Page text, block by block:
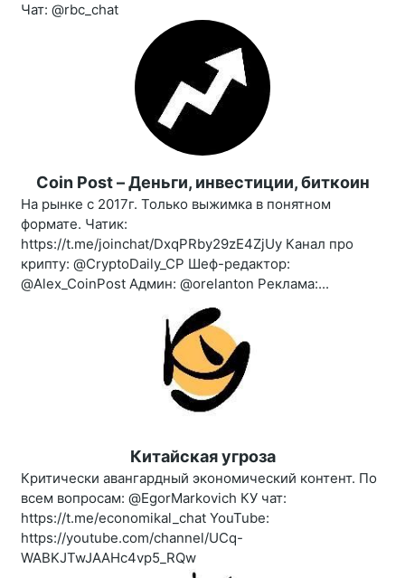
Чат: @rbc_chat
Coin Post – Деньги, инвестиции, биткоин
На рынке с 2017г. Только выжимка в понятном
формате. Чатик:
https://t.me/joinchat/DxqPRby29zE4ZjUy Канал про
крипту: @CryptoDaily_CP Шеф-редактор:
@Alex_CoinPost Админ: @orelanton Реклама:...
Китайская угроза
Критически авангардный экономический контент. По
всем вопросам: @EgorMarkovich КУ чат:
https://t.me/economikal_chat YouTube:
https://youtube.com/channel/UCq-
WABKJTwJAAHc4vp5_RQw